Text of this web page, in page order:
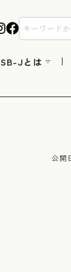
SB-Jとは
公開